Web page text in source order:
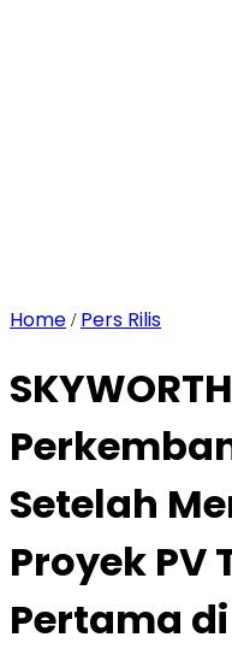
Home / Pers Rilis
Setelah
Proyek PV
Pertama